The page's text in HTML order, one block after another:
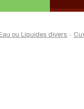
ou Liquides divers